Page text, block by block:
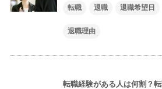
転職 退職 退職希望日
退職理由
転職経験がある人は何割？